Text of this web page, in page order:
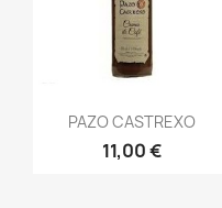
Vista rápida
PAZO CASTREXO
11,00 €